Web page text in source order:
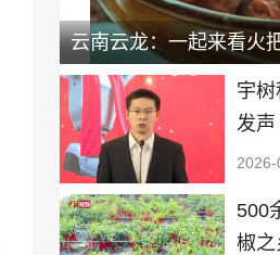
云南云龙：一起来看火
宇
发声
500
椒之